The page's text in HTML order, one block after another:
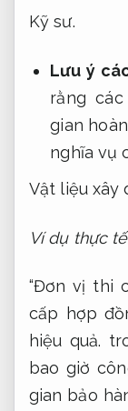
Kỹ sư.
Lưu ý
rằng
gian
nghĩa vụ
Vật liệu xây
Ví dụ thực
“Đơn vị thi
cấp hợp
hiệu quả.
bao giờ
gian bảo